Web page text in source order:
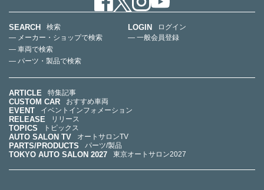
SEARCH
検索
— メーカー・ショップで検索
— 車両で検索
— パーツ・製品で検索
LOGIN
ログイン
— 一般会員登録
ARTICLE 特集記事
CUSTOM CAR おすすめ車両
EVENT イベントインフォメーション
RELEASE リリース
TOPICS トピックス
AUTO SALON TV オートサロンTV
PARTS/PRODUCTS パーツ/製品
TOKYO AUTO SALON 2027 東京オートサロン2027